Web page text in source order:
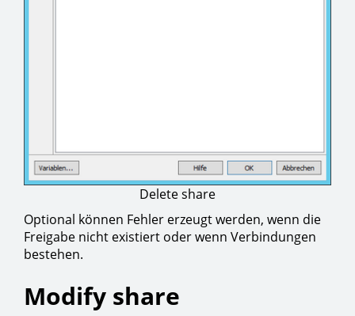
Delete share
Optional können Fehler erzeugt werden, wenn die
Freigabe nicht existiert oder wenn Verbindungen
bestehen.
Modify share